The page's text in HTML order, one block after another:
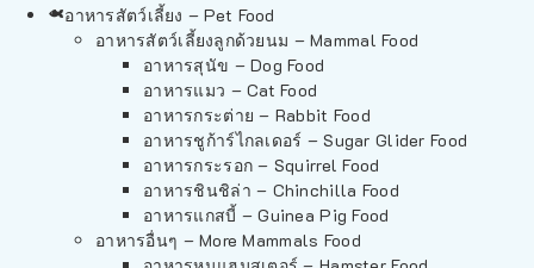
อาหารสัตว์เลี้ยง – Pet Food
อาหารสัตว์เลี้ยงลูกด้วยนม – Mammal Food
อาหารสุนัข – Dog Food
อาหารแมว – Cat Food
อาหารกระต่าย – Rabbit Food
อาหารชูก้าร์ไกลเดอร์ – Sugar Glider Food
อาหารกระรอก – Squirrel Food
อาหารชินชิล่า – Chinchilla Food
อาหารแกสบี้ – Guinea Pig Food
อาหารอื่นๆ – More Mammals Food